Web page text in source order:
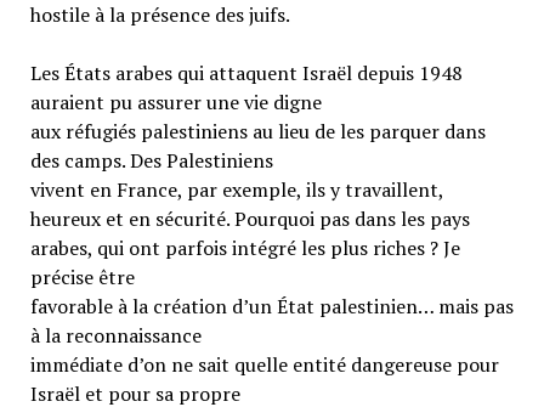
hostile à la présence des juifs.
Les États arabes qui attaquent Israël depuis 1948
auraient pu assurer une vie digne
aux réfugiés palestiniens au lieu de les parquer dans
des camps. Des Palestiniens
vivent en France, par exemple, ils y travaillent,
heureux et en sécurité. Pourquoi pas dans les pays
arabes, qui ont parfois intégré les plus riches ? Je
précise être
favorable à la création d’un État palestinien… mais pas
à la reconnaissance
immédiate d’on ne sait quelle entité dangereuse pour
Israël et pour sa propre